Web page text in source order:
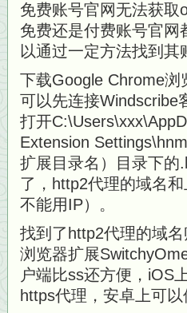
免费账号官网无法获取
免费还是付费账号官
以通过一定方法找到
下载Google Chrome
可以先连接Windscribe
打开
Extension
扩展目录名）目录下的
了，http2代理的域名
不能用IP）。
找到了http2代理的域
浏览器扩展
户端比ss还方便，iOS
https代理，安卓上可